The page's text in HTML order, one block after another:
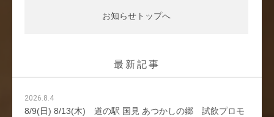
お知らせトップへ
最新記事
2026.8.4
8/9(日) 8/13(木) 道の駅 国見 あつかしの郷 試飲プロモ